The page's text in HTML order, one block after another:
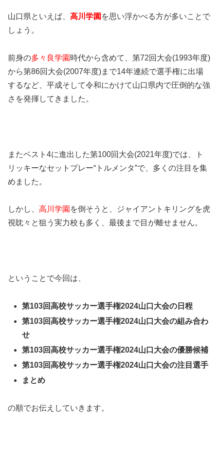
山口県といえば、 高川学園 を思い浮かべる方が多いことで
しょう。
前身の多々良学園 時代から含めて、第72回大会(1993年度)
から第86回大会(2007年度)まで14年連続で選手権に出場
するなど、平成そして令和にかけて山口県内で圧倒的な強
さを発揮してきました。
またベスト4に進出した第100回大会(2021年度)では、ト
リッキーなセットプレー“トルメンタ”で、多くの注目を集
めました。
しかし、 高川学園 を倒そうと、ジャイアントキリングを虎
視眈々と狙う実力校も多く、最後まで目が離せません。
ということで今回は、
第103回高校サッカー選手権2024山口大会の日程
第103回高校サッカー選手権2024山口大会の組み合わ
せ
第103回高校サッカー選手権2024山口大会の優勝候補
第103回高校サッカー選手権2024山口大会の注目選手
まとめ
の順でお伝えしていきます。